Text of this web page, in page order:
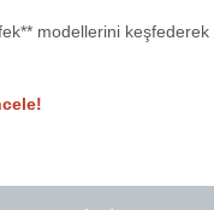
modellerini keşfederek